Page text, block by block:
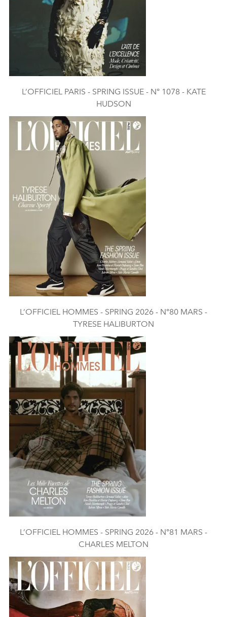
L’OFFICIEL PARIS - SPRING ISSUE - N° 1078 - KATE
HUDSON
L’OFFICIEL HOMMES - SPRING 2026 - N°80 MARS -
TYRESE HALIBURTON
L’OFFICIEL HOMMES - SPRING 2026 - N°81 MARS -
CHARLES MELTON